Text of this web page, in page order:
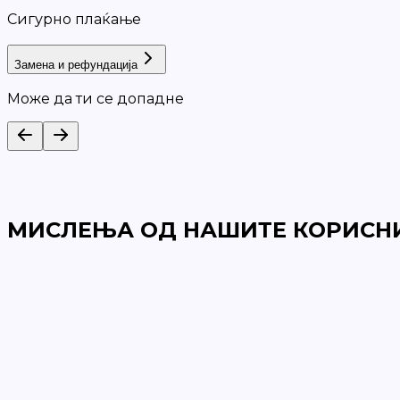
Сигурно плаќање
Замена и рефундација
Може да ти се допадне
МИСЛЕЊА ОД НАШИТЕ